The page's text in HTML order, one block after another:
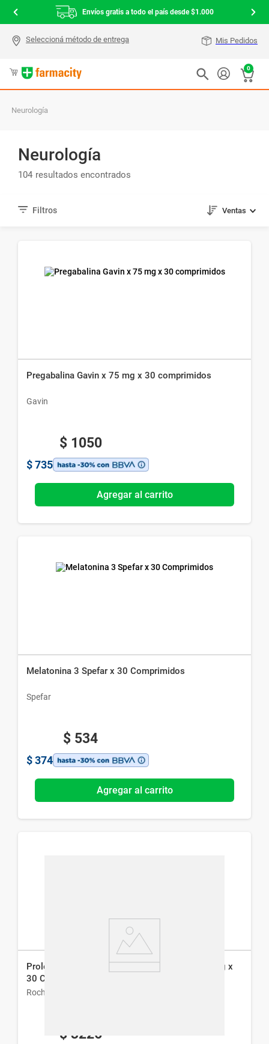
Envíos gratis a todo el país desde $1.000
Mis Pedidos
0
Neurología
Neurología
104
Ventas
Pregabalina Gavin x 75 mg x 30 comprimidos
Gavin
$ 1050
$ 735
Agregar al carrito
Melatonina 3 Spefar x 30 Comprimidos
Spefar
$ 534
$ 374
Agregar al carrito
Prolopa Hbs Levodopa + Benserazida 100/25 mg x
30 Caps
Roche
$ 3226